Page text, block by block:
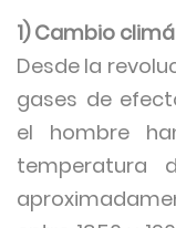
1) Cambio
Desde la
gases de
el hombre
temperatura